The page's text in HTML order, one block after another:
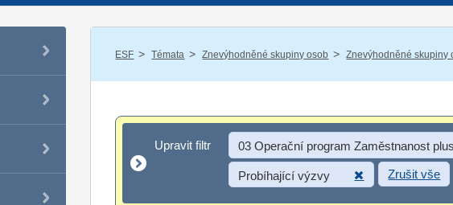
ESF / Témata / Znevýhodněné skupiny osob / Znevýhodněné skupiny
Upravit filtr
Upravit filtr 03 Operační program Zaměstnanost plus
Probíhající výzvy Zrušit vše